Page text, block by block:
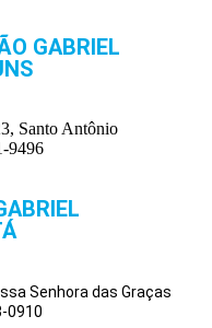
GABRIEL
Santo Antônio
9496
Senhora das Graças
0910